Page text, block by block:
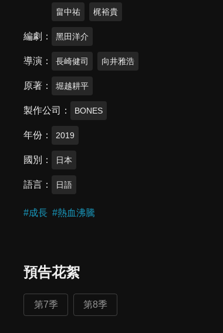
畠中祐 梶裕貴
編劇 黑田洋介
導演 長崎健司 向井雅浩
原著 堀越耕平
製作公司 BONES
年份 2019
國別 日本
語言 日語
#成長 #熱血沸騰
預告花絮
第7季 第8季